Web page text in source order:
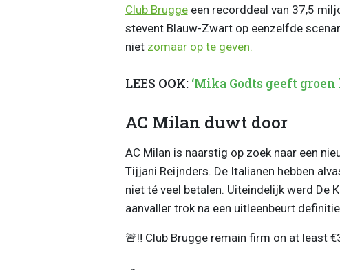
Club Bruggeeen recorddeal van 37,5
stevent Blauw-Zwart op eenzelfde
niet zomaar op te geven.
LEES OOK: ‘Mika Godts geeft
AC Milan duwt door
AC Milan is naarstig op zoek naar een
Tijjani Reijnders. De Italianen hebben
niet té veel betalen. Uiteindelijk werd De
aanvaller trok na een uitleenbeurt
🚨‼️ Club Brugge remain firm on at least